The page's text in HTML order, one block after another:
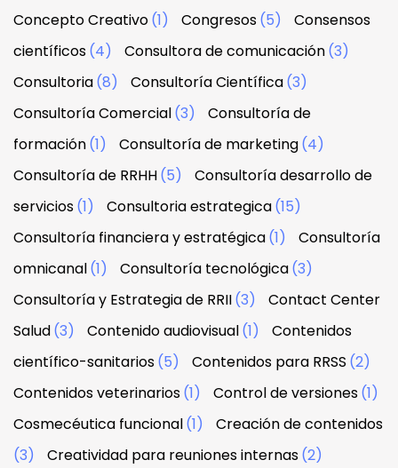
Concepto Creativo(1) Congresos(5)
Consensos
científicos(4) Consultora de comunicación(3)
Consultoria(8) Consultoría Científica(3)
Consultoría Comercial(3)
Consultoría de
formación(1) Consultoría de marketing(4)
Consultoría de RRHH(5)
Consultoría desarrollo de
servicios(1) Consultoria estrategica(15)
Consultoría financiera y estratégica(1)
Consultoría
omnicanal(1) Consultoría tecnológica(3)
Consultoría y Estrategia de RRII(3)
Contact Center
Salud(3) Contenido audiovisual(1)
Contenidos
científico-sanitarios(5) Contenidos para RRSS (2)
Contenidos veterinarios(1) Control de versiones(1)
Cosmecéutica funcional(1)
Creación de contenidos
(3)
Creatividad para reuniones internas(2)